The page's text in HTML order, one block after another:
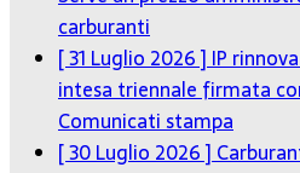
carburanti
[ 31 Luglio 2026 ]IP
intesa triennale firmata
Comunicati stampa
[ 30 Luglio 2026 ]